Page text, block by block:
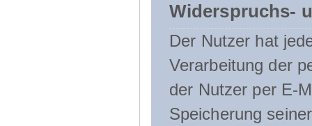
Widerspruchs-
Der Nutzer hat
Verarbeitung der
der Nutzer per E-
Speicherung